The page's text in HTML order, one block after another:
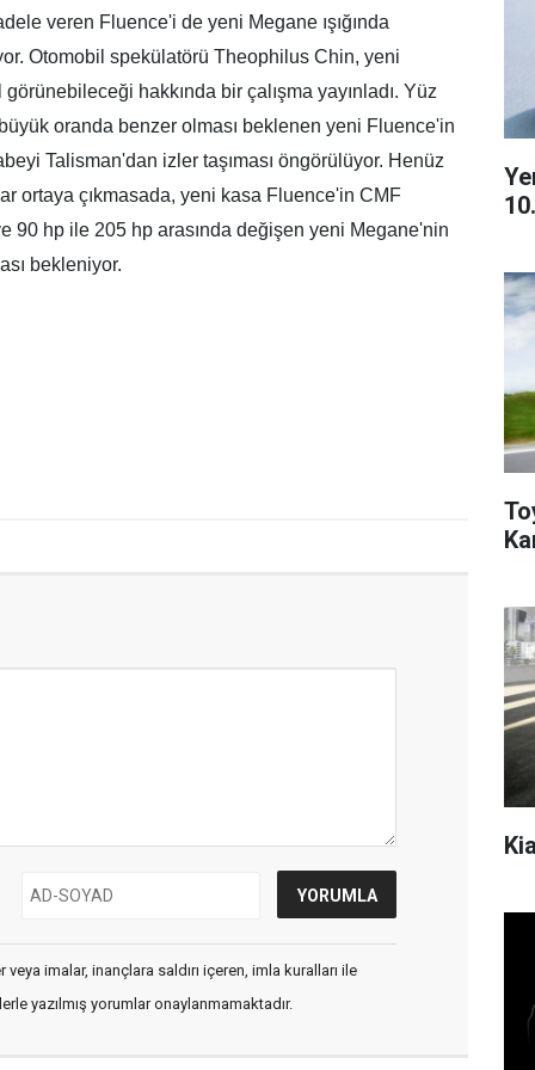
veren Fluence'i de yeni Megane ışığında
Otomobil spekülatörü Theophilus Chin, yeni
hakkında bir çalışma yayınladı. Yüz
oranda benzer olması beklenen yeni Fluence'in
Talisman'dan izler taşıması öngörülüyor. Henüz
ortaya çıkmasada, yeni kasa Fluence'in CMF
90 hp ile 205 hp arasında değişen yeni Megane'nin
bekleniyor.
imalar, inançlara saldırı içeren, imla kuralları ile
yazılmış yorumlar onaylanmamaktadır.